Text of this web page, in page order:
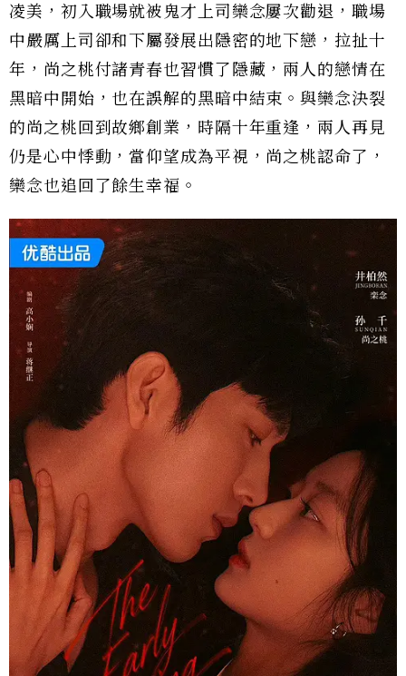
凌美，初入職場就被鬼才上司欒念屢次勸退，職場
中嚴厲上司卻和下屬發展出隱密的地下戀，拉扯十
年，尚之桃付諸青春也習慣了隱藏，兩人的戀情在
黑暗中開始，也在誤解的黑暗中結束。與欒念決裂
的尚之桃回到故鄉創業，時隔十年重逢，兩人再見
仍是心中悸動，當仰望成為平視，尚之桃認命了，
欒念也追回了餘生幸福。